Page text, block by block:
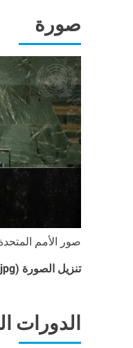
صورة
صور الأمم
تنزيل الصورة (jpg)
الدورات